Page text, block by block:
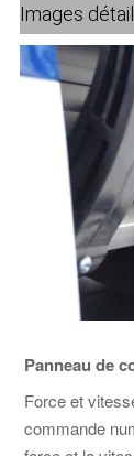
Images
Panneau de
Force et
commande